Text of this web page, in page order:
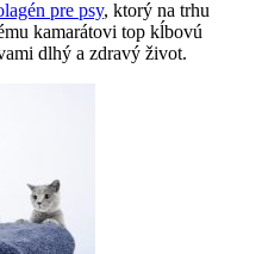
pre psy, ktorý na trhu
kamarátovi top kĺbovú
dlhý a zdravý život.